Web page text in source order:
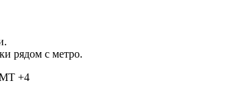
рядом с метро.
+4